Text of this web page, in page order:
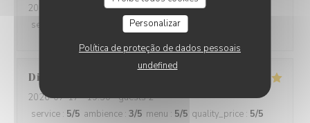
Personalizar
Política de proteção de dados pessoais
undefined
2026-07-21
- 12:15 - guests 2
service
5/5 menu:5/5
Didier
2026-07-17- 19:30 - guests 2
service : 5/5 ambience : 3/5 menu : 5/5 quality_price : 5/5